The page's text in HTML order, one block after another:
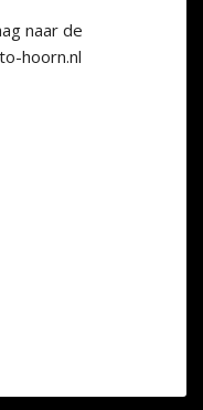
naar de
hoorn.nl